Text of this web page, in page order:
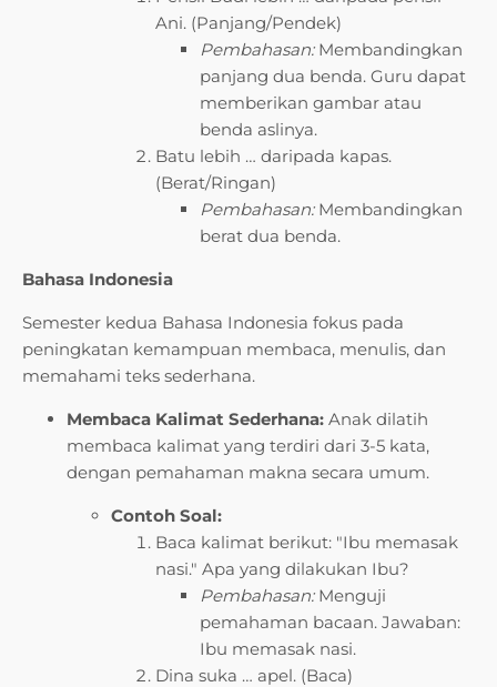
Ani. (Panjang/Pendek)
Pembahasan:Membandingkan
panjang dua benda. Guru dapat
memberikan gambar atau
benda aslinya.
Batu lebih … daripada kapas.
(Berat/Ringan)
Pembahasan:Membandingkan
berat dua benda.
Bahasa Indonesia
Semester kedua Bahasa Indonesia fokus pada
peningkatan kemampuan membaca, menulis, dan
memahami teks sederhana.
Membaca Kalimat Sederhana: Anak dilatih
membaca kalimat yang terdiri dari 3-5 kata,
dengan pemahaman makna secara umum.
Contoh Soal:
Baca kalimat berikut: "Ibu memasak
nasi." Apa yang dilakukan Ibu?
Pembahasan:Menguji
pemahaman bacaan. Jawaban:
Ibu memasak nasi.
Dina suka … apel. (Baca)